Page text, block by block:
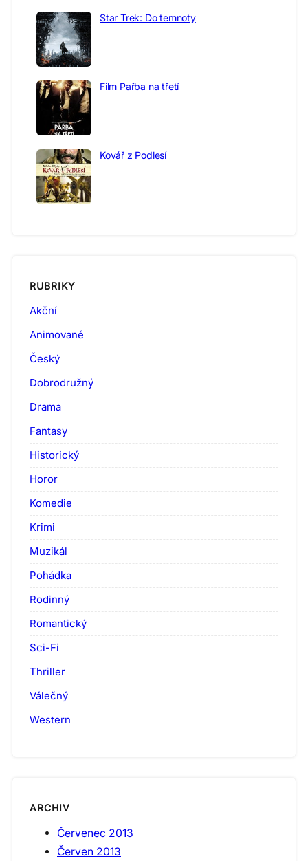
Star Trek: Do temnoty
Film Pařba na třetí
Kovář z Podlesí
RUBRIKY
Akční
Animované
Český
Dobrodružný
Drama
Fantasy
Historický
Horor
Komedie
Krimi
Muzikál
Pohádka
Rodinný
Romantický
Sci-Fi
Thriller
Válečný
Western
ARCHIV
Červenec 2013
Červen 2013